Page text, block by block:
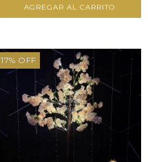
17% OFF